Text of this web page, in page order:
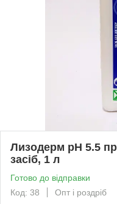
Лизодерм рН 5.5
засіб, 1 л
Готово до відправки
Код: 38
Опт і роздріб